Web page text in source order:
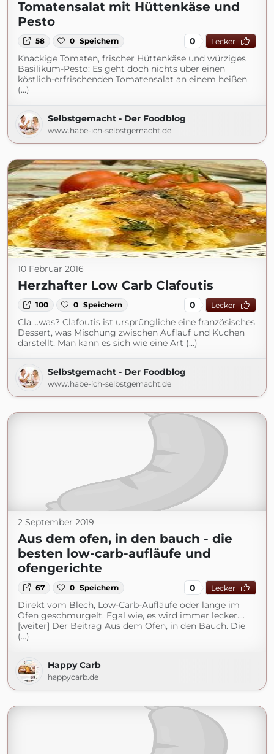
Tomatensalat mit Hüttenkäse und
Pesto
58 0 Speichern 0 Lecker
Knackige Tomaten, frischer Hüttenkäse und würziges
Basilikum-Pesto: Es geht doch nichts über einen
köstlich-erfrischenden Tomatensalat an einem heißen
(...)
Selbstgemacht - Der Foodblog
www.habe-ich-selbstgemacht.de
10 Februar 2016
Herzhafter Low Carb Clafoutis
100 0 Speichern 0 Lecker
Cla….was? Clafoutis ist ursprüngliche eine französisches
Dessert, was Mischung zwischen Auflauf und Kuchen
darstellt. Man kann es sich wie eine Art (...)
Selbstgemacht - Der Foodblog
www.habe-ich-selbstgemacht.de
2 September 2019
Aus dem ofen, in den bauch - die
besten low-carb-aufläufe und
ofengerichte
67 0 Speichern 0 Lecker
Direkt vom Blech, Low-Carb-Aufläufe oder lange im
Ofen geschmurgelt. Egal wie, es wird immer lecker....
[weiter] Der Beitrag Aus dem Ofen, in den Bauch. Die
(...)
Happy Carb
happycarb.de